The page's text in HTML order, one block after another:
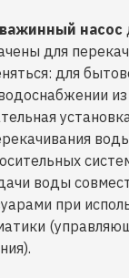
насос
для
для
воды
при